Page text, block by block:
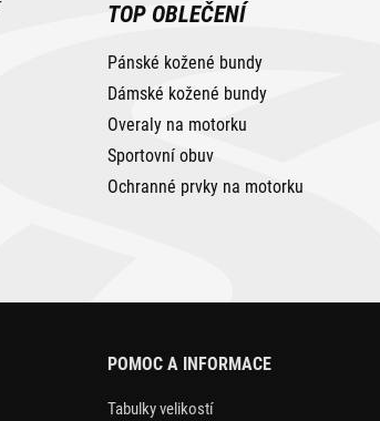
TOP OBLEČENÍ
Pánské kožené bundy
Dámské kožené bundy
Overaly na motorku
Sportovní obuv
Ochranné prvky na motorku
POMOC A INFORMACE
Tabulky velikostí